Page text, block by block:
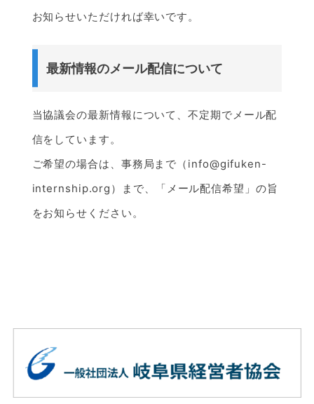
お知らせいただければ幸いです。
最新情報のメール配信について
当協議会の最新情報について、不定期でメール配
信をしています。
ご希望の場合は、事務局まで（info@gifuken-
internship.org）まで、「メール配信希望」の旨
をお知らせください。